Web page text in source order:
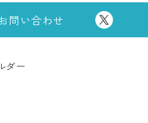
問い合わせ
ダー